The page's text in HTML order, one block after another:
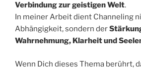
Verbindung zur geistigen Welt.
In meiner Arbeit dient Channeling
Abhängigkeit, sondern der
Wahrnehmung, Klarheit und
Wenn Dich dieses Thema berührt,